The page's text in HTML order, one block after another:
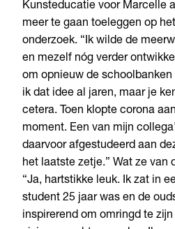
Kunsteducatie voor Marcelle
meer te gaan toeleggen op
onderzoek. “Ik wilde de
en mezelf nóg verder
om opnieuw de
ik dat idee al jaren, maar je
cetera. Toen klopte corona
moment. Een van mijn
daarvoor afgestudeerd aan
het laatste zetje.” Wat ze van
“Ja, hartstikke leuk. Ik zat in
student 25 jaar was en de
inspirerend om omringd te